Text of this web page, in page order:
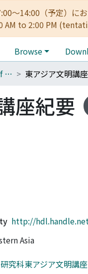
～14:00（予定）
to 2:00 PM
Browse
110_Graduate School of Human and Environmental Studies 東アジア文明講
座紀要
http://
Asia
究科東アジア文明講座